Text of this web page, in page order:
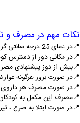
نکات مهم در مصرف و
📍در دمای 25 درجه سانتی گراد و دور از نور خورشید نگهداری شود.
📍در مکانی دور از دسترس
📍بیش از دوز پیشنهادی
📍در صورت بروز هرگونه
📍در صورت مصرف هر داروی
📍مصرف این مکمل به کودکان زیر 12 سال توصیه
📍در صورت ابتلا به صرع ،